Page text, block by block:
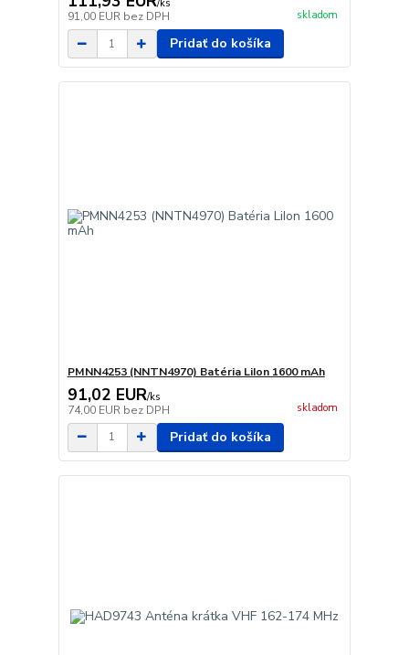
/ks
91,00 EUR bez DPH skladom
Pridať do košíka
PMNN4253 (NNTN4970) Batéria LiIon 1600 mAh
91,02 EUR/ks
74,00 EUR bez DPH skladom
Pridať do košíka